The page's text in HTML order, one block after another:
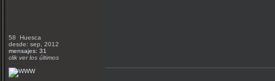
58 Huesca
desde: sep, 2012
mensajes: 31
clik ver los últimos